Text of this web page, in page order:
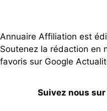
Annuaire Affiliation est
Soutenez la rédaction en
favoris sur Google
Suivez nous sur